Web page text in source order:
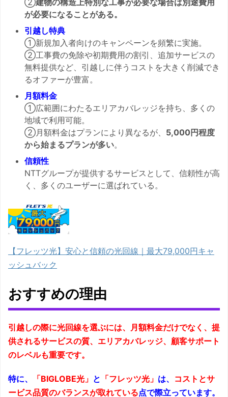
②建物の構造上特別な工事が必要な場合は別途費用
が必要になることがある。
引越し特典
①新規加入者向けのキャンペーンを頻繁に実施。
②工事費の免除や初期費用の割引、追加サービスの
無料提供など、引越しに伴うコストを大きく削減でき
るオファーが豊富。
月額料金
①広範囲にわたるエリアカバレッジを持ち、多くの
地域で利用可能。
②月額料金はプランにより異なるが、 5,000円程度
から始まるプランが多い。
信頼性
NTTグループが提供するサービスとして、信頼性が高
く、多くのユーザーに選ばれている。
【フレッツ光】安心と信頼の光回線｜最大79,000円キャ
ッシュバック
おすすめの理由
引越しの際に光回線を選ぶには、月額料金だけでなく、提
供されるサービスの質、エリアカバレッジ、顧客サポート
のレベルも重要です。
特に、 「BIGLOBE光」 と 「フレッツ光」 は、 コストとサ
ービス品質のバランスが取れている点で際立っています。